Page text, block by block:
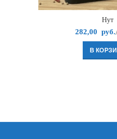
Нут
282,00 руб.
В